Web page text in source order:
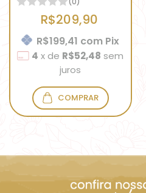
R$209,90
R$199,41 com Pix
4 x de R$52,48 sem
juros
COMPRAR